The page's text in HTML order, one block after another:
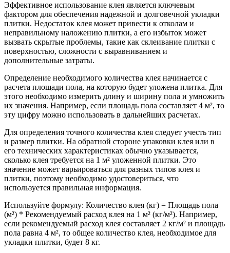
Эффективное использование клея является ключевым
фактором для обеспечения надежной и долговечной укладки
плитки. Недостаток клея может привести к отколам и
неправильному наложению плитки, а его избыток может
вызвать скрытые проблемы, такие как склеивание плитки с
поверхностью, сложности с выравниванием и
дополнительные затраты.
Определение необходимого количества клея начинается с
расчета площади пола, на которую будет уложена плитка. Для
этого необходимо измерить длину и ширину пола и умножить
их значения. Например, если площадь пола составляет 4 м², то
эту цифру можно использовать в дальнейших расчетах.
Для определения точного количества клея следует учесть тип
и размер плитки. На обратной стороне упаковки клея или в
его технических характеристиках обычно указывается,
сколько клея требуется на 1 м² уложенной плитки. Это
значение может варьироваться для разных типов клея и
плитки, поэтому необходимо удостовериться, что
используется правильная информация.
Используйте формулу: Количество клея (кг) = Площадь пола
(м²) * Рекомендуемый расход клея на 1 м² (кг/м²). Например,
если рекомендуемый расход клея составляет 2 кг/м² и площадь
пола равна 4 м², то общее количество клея, необходимое для
укладки плитки, будет 8 кг.